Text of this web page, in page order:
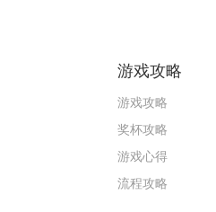
游戏攻略
游戏攻略
奖杯攻略
游戏心得
流程攻略